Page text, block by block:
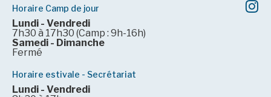
Horaire Camp de jour
Lundi - Vendredi
7h30 à 17h30 (Camp : 9h-16h)
Samedi - Dimanche
Fermé
Horaire estivale - Secrétariat
Lundi - Vendredi